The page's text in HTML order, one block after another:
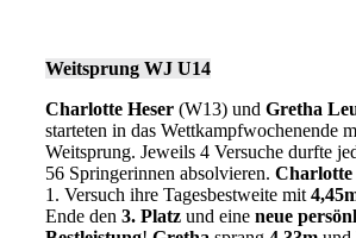
Weitsprung WJ U14
Charlotte Heser(W13) und Gretha
starteten in das Wettkampfwochenende
Weitsprung. Jeweils 4 Versuche durfte
56 Springerinnen absolvieren. Charlotte
1. Versuch ihre Tagesbestweite mit
Ende den 3. Platzund eine neue